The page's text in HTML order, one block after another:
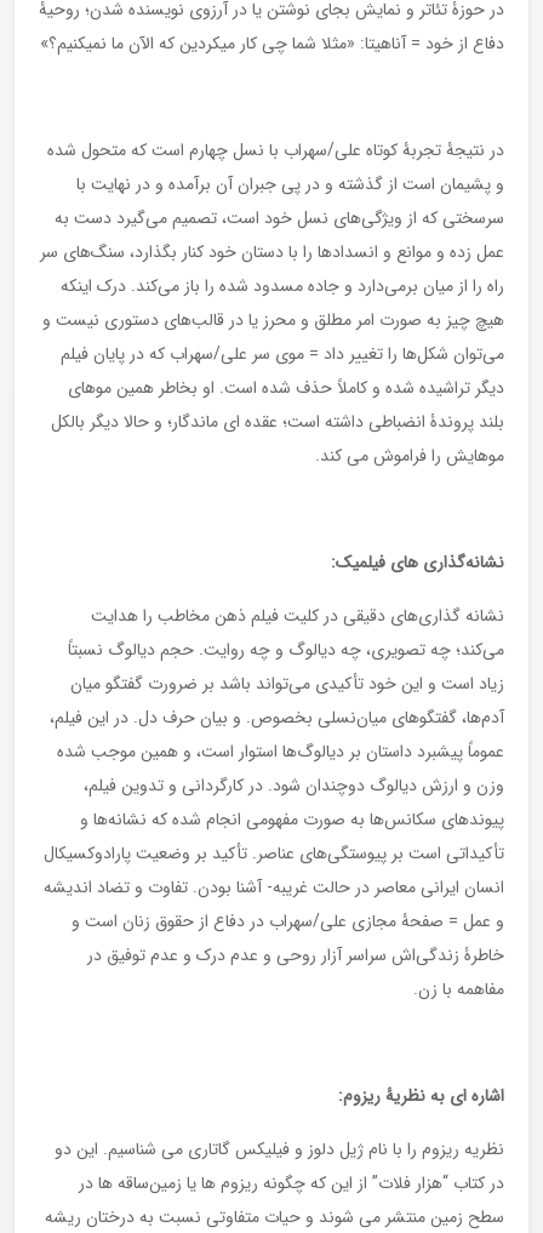
در حوزۀ تئاتر و نمایش بجای نوشتن یا در آرزوی نویسنده شدن؛ روحیۀ
دفاع از خود = آناهیتا: «مثلا شما چی کار میکردین که الآن ما نمیکنیم؟»
در نتیجۀ تجربۀ کوتاه علی/سهراب با نسل چهارم است که متحول شده
و پشیمان است از گذشته و در پی جبران آن برآمده و در نهایت با
سرسختی که از ویژگی‌های نسل خود است، تصمیم می‌گیرد دست به
عمل زده و موانع و انسدادها را با دستان خود کنار بگذارد، سنگ‌های سر
راه را از میان برمی‌دارد و جاده مسدود شده را باز می‌کند. درک اینکه
هیچ چیز به صورت امر مطلق و محرز یا در قالب‌های دستوری نیست و
می‌توان شکل‌ها را تغییر داد = موی سر علی/سهراب که در پایان فیلم
دیگر تراشیده شده و کاملاً حذف شده است. او بخاطر همین موهای
بلند پروندۀ انضباطی داشته است؛ عقده ای ماندگار؛ و حالا دیگر بالکل
موهایش را فراموش می کند.
نشانه‌گذاری های فیلمیک:
نشانه گذاری‌های دقیقی در کلیت فیلم ذهن مخاطب را هدایت
می‌کند؛ چه تصویری، چه دیالوگ و چه روایت. حجم دیالوگ نسبتاً
زیاد است و این خود تأکیدی می‌تواند باشد بر ضرورت گفتگو میان
آدم‌ها، گفتگوهای میان‌نسلی بخصوص. و بیان حرف دل. در این فیلم،
عموماً پیشبرد داستان بر دیالوگ‌ها استوار است، و همین موجب شده
وزن و ارزش دیالوگ دوچندان شود. در کارگردانی و تدوین فیلم،
پیوندهای سکانس‌ها به صورت مفهومی انجام شده که نشانه‌ها و
تأکیداتی است بر پیوستگی‌های عناصر. تأکید بر وضعیت پارادوکسیکال
انسان ایرانی معاصر در حالت غریبه- آشنا بودن. تفاوت و تضاد اندیشه
و عمل = صفحۀ مجازی علی/سهراب در دفاع از حقوق زنان است و
خاطرۀ زندگی‌اش سراسر آزار روحی و عدم درک و عدم توفیق در
مفاهمه با زن.
اشاره ای به نظریۀ ریزوم:
نظریه ریزوم را با نام ژیل دلوز و فیلیکس گاتاری می شناسیم. این دو
در کتاب “هزار فلات” از این که چگونه ریزوم ها یا زمین‌ساقه ها در
سطح زمین منتشر می شوند و حیات متفاوتی نسبت به درختان ریشه